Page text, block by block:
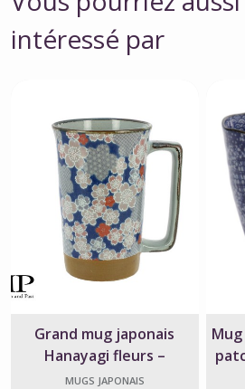
intéressé par
Grand mug japonais
Hanayagi fleurs –
céramique – 360 ml
MUGS JAPONAIS